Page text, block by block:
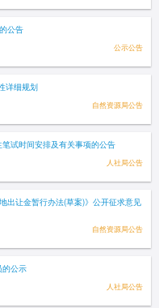
公告
公示公告
详细规划
自然资源局公告
试时间安排及有关事项的公告
人社局公告
出让金暂行办法(草案)》公开征求意见
自然资源局公告
的公示
人社局公告